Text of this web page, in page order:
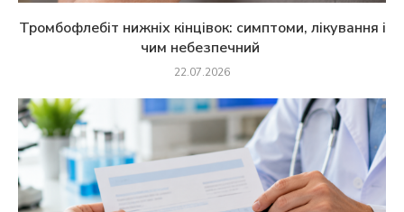
Тромбофлебіт нижніх кінцівок: симптоми, лікування і
чим небезпечний
22.07.2026